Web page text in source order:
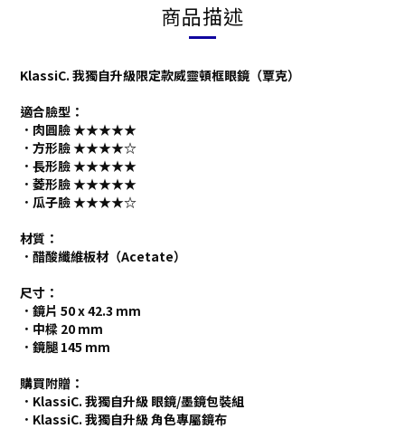
商品描述
KlassiC. 我獨自升級限定款威靈頓框眼鏡（覃克）
適合臉型：
．肉圓臉 ★★★★★
．方形臉 ★★★★☆
．長形臉 ★★★★★
．菱形臉 ★★★★★
．瓜子臉 ★★★★☆
材質：
．醋酸纖維板材（Acetate）
尺寸：
．鏡片 50 x 42.3 mm
．中樑 20 mm
．鏡腿 145 mm
購買附贈：
．KlassiC. 我獨自升級 眼鏡/墨鏡包裝組
．KlassiC. 我獨自升級 角色專屬鏡布